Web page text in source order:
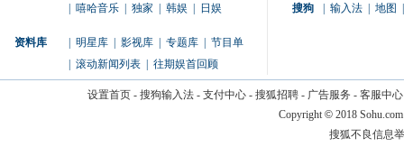
嘻哈音乐 独家 韩娱 日娱
资料库 明星库 影视库 专题库
节目单
滚动新闻列表 往期娱首回顾
搜狗
输入法 地图
设置首页- 搜狗输入法- 支付中心- 搜狐招聘- 广告服务 - 客服中心
Copyright © 2018
搜狐不良信息